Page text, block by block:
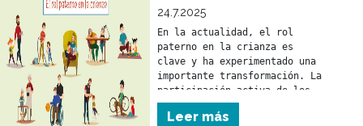
24.7.2025
En la actualidad, el rol
paterno en la crianza es
clave y ha experimentado una
importante transformación. La
participación activa de los
padres fortalece el vínculo
con sus hijos y tiene un
Leer más